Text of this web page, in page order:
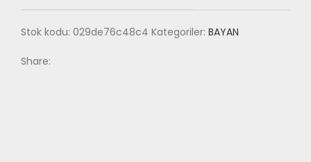
Stok kodu: 029de76c48c4 Kategoriler: BAYAN
Share: